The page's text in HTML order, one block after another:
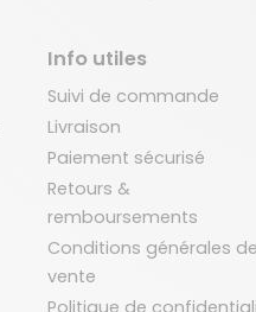
Info utiles
Suivi de commande
Livraison
Paiement sécurisé
Retours &
remboursements
Conditions générales de
vente
Politique de